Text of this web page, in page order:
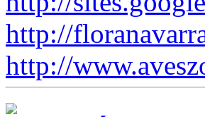
http://
http://